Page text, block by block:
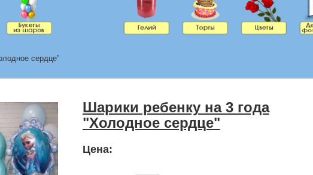
сердце"
Шарики ребенку на 3 года
"Холодное сердце"
Цена: